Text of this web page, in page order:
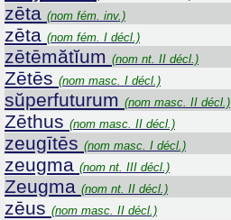
zēta (nom fém. inv.)
zēta (nom fém. I décl.)
zētēmătĭum (nom nt. II décl.)
Zētēs (nom masc. I décl.)
sŭperfuturum (nom masc. II décl.)
Zēthus (nom masc. II décl.)
zeugītēs (nom masc. I décl.)
zeugma (nom nt. III décl.)
Zeugma (nom nt. II décl.)
zēus (nom masc. II décl.)